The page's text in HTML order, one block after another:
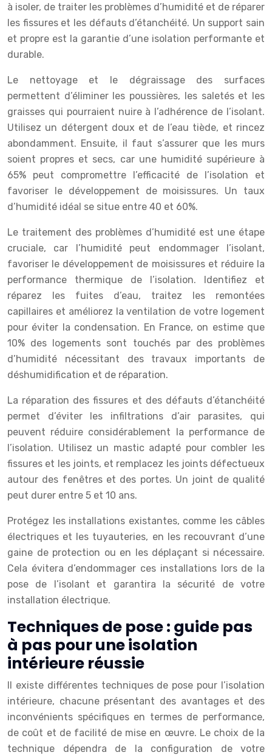
à isoler, de traiter les problèmes d’humidité et de réparer
les fissures et les défauts d’étanchéité. Un support sain
et propre est la garantie d’une isolation performante et
durable.
Le nettoyage et le dégraissage des surfaces
permettent d’éliminer les poussières, les saletés et les
graisses qui pourraient nuire à l’adhérence de l’isolant.
Utilisez un détergent doux et de l’eau tiède, et rincez
abondamment. Ensuite, il faut s’assurer que les murs
soient propres et secs, car une humidité supérieure à
65% peut compromettre l’efficacité de l’isolation et
favoriser le développement de moisissures. Un taux
d’humidité idéal se situe entre 40 et 60%.
Le traitement des problèmes d’humidité est une étape
cruciale, car l’humidité peut endommager l’isolant,
favoriser le développement de moisissures et réduire la
performance thermique de l’isolation. Identifiez et
réparez les fuites d’eau, traitez les remontées
capillaires et améliorez la ventilation de votre logement
pour éviter la condensation. En France, on estime que
10% des logements sont touchés par des problèmes
d’humidité nécessitant des travaux importants de
déshumidification et de réparation.
La réparation des fissures et des défauts d’étanchéité
permet d’éviter les infiltrations d’air parasites, qui
peuvent réduire considérablement la performance de
l’isolation. Utilisez un mastic adapté pour combler les
fissures et les joints, et remplacez les joints défectueux
autour des fenêtres et des portes. Un joint de qualité
peut durer entre 5 et 10 ans.
Protégez les installations existantes, comme les câbles
électriques et les tuyauteries, en les recouvrant d’une
gaine de protection ou en les déplaçant si nécessaire.
Cela évitera d’endommager ces installations lors de la
pose de l’isolant et garantira la sécurité de votre
installation électrique.
Techniques de pose : guide pas
à pas pour une isolation
intérieure réussie
Il existe différentes techniques de pose pour l’isolation
intérieure, chacune présentant des avantages et des
inconvénients spécifiques en termes de performance,
de coût et de facilité de mise en œuvre. Le choix de la
technique dépendra de la configuration de votre